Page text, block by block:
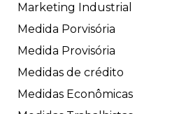
Marketing Industrial
Medida Porvisória
Medida Provisória
Medidas de crédito
Medidas Econômicas